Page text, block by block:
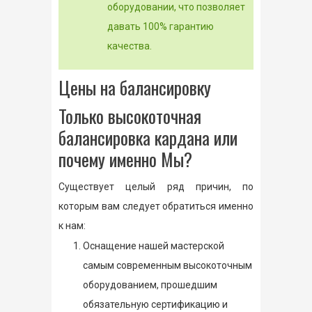
оборудовании, что позволяет
давать 100% гарантию
качества.
Цены на балансировку
Только высокоточная
балансировка кардана или
почему именно Мы?
Существует целый ряд причин, по
которым вам следует обратиться именно
к нам:
Оснащение нашей мастерской
самым современным высокоточным
оборудованием, прошедшим
обязательную сертификацию и